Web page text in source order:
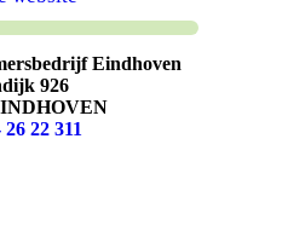
Eindhoven
926
26 22 311